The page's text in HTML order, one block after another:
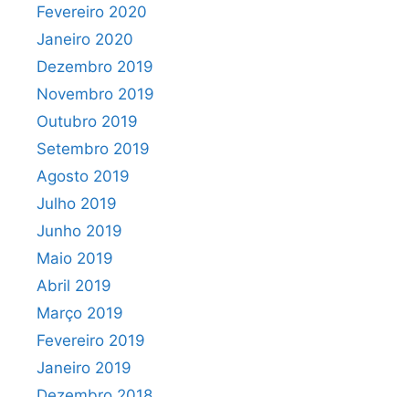
Fevereiro 2020
Janeiro 2020
Dezembro 2019
Novembro 2019
Outubro 2019
Setembro 2019
Agosto 2019
Julho 2019
Junho 2019
Maio 2019
Abril 2019
Março 2019
Fevereiro 2019
Janeiro 2019